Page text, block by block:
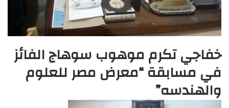
خفاجي تكرم موهوب سوهاج الفائز
في مسابقة “معرض مصر للعلوم
والهندسه”